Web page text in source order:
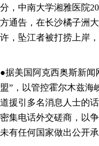
分，中南大学湘雅医院
方通告，在长沙橘子洲
许，坠江者被打捞上岸
●据美国阿克西奥斯新闻
盟”，以管控霍尔木兹海
道援引多名消息人士的
密集电话外交磋商，以
未有任何国家做出公开承